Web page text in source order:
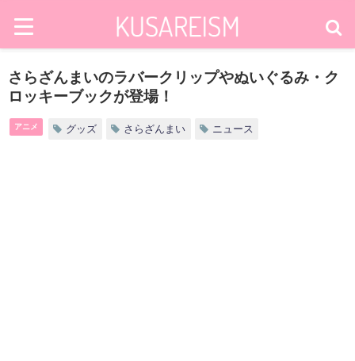
さらざんまいのラバークリップやぬいぐるみ・ク
ロッキーブックが登場！
アニメ グッズ さらざんまい ニュース